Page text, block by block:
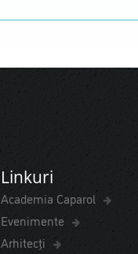
Linkuri
Academia Caparol
Evenimente
Arhitecți